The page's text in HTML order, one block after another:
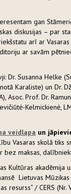
gan
diskusijas – par
arī ar
ar savām
Susanna Helke
Karaliste) un Dr.
Asoc. Prof. Dr.
Kelmickienė,
veidlapa un
Vasaras skolā tiks
bez maksas,
Kultūras akadēmija
Lietuvas
/ CERS (Nr.